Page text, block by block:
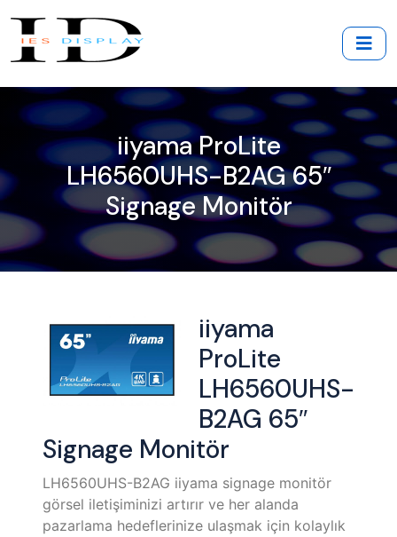
iiyama ProLite
LH6560UHS-B2AG 65″
Signage Monitör
iiyama
ProLite
LH6560UHS-
B2AG 65″
Signage Monitör
LH6560UHS-B2AG iiyama signage monitör
görsel iletişiminizi artırır ve her alanda
pazarlama hedeflerinize ulaşmak için kolaylık